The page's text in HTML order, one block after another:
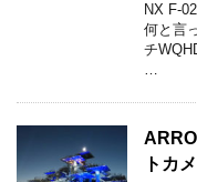
NX F-
何と言
チ
…
トカ